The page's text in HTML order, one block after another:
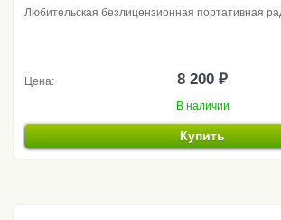
Любительская безлицензионная портативная
Цена: 8 200 ₽
В наличии
Купить